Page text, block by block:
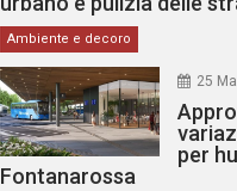
Ambiente e decoro
25
per
Fontanarossa